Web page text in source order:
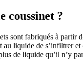
coussinet ?
sont fabriqués à partir
liquide de s’infiltrer
de liquide qu’il n’y